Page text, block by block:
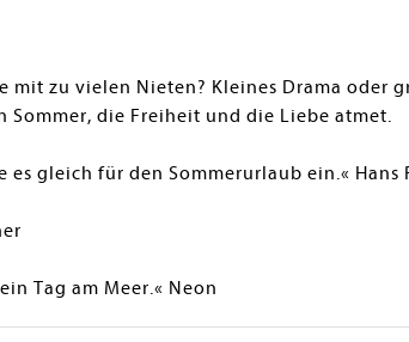
mit zu vielen Nieten? Kleines Drama oder
Sommer, die Freiheit und die Liebe atmet.
es gleich für den Sommerurlaub ein.« Hans
Tag am Meer.« Neon